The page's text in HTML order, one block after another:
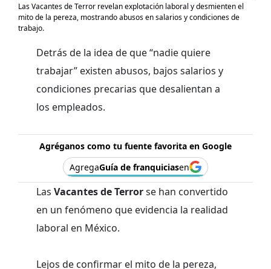
Las Vacantes de Terror revelan explotación laboral y desmienten el
mito de la pereza, mostrando abusos en salarios y condiciones de
trabajo.
Detrás de la idea de que “nadie quiere
trabajar” existen abusos, bajos salarios y
condiciones precarias que desalientan a
los empleados.
Agréganos como tu fuente favorita en Google
AgregaGuía de franquiciasen
Las Vacantes de Terrorse han convertido
en un fenómeno que evidencia la realidad
laboral en México.
Lejos de confirmar el mito de la pereza,